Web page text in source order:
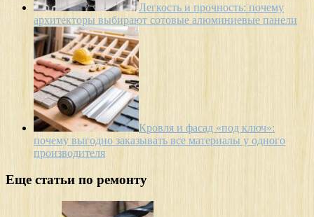
Легкость и прочность: почему
архитекторы выбирают сотовые алюминиевые панели
Кровля и фасад «под ключ»:
почему выгодно заказывать все материалы у одного
производителя
Еще статьи по ремонту